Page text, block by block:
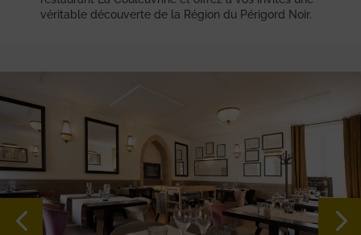
véritable découverte de la Région du Périgord Noir.